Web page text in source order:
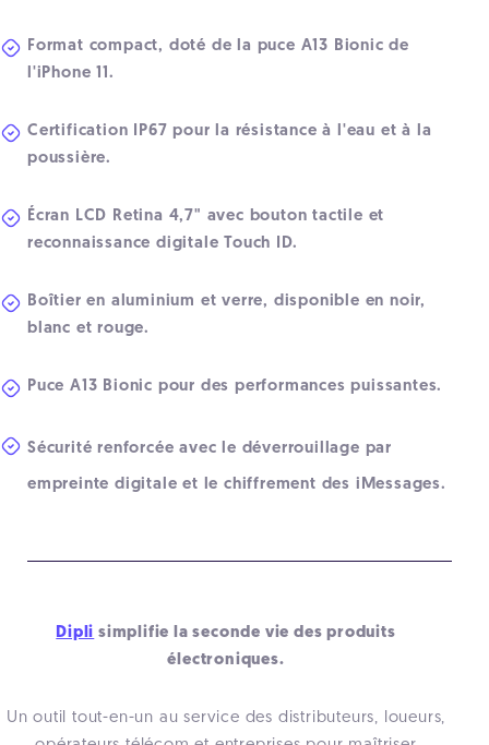
Format compact, doté de la puce A13 Bionic de
l'iPhone 11.
Certification IP67 pour la résistance à l'eau et à la
poussière.
Écran LCD Retina 4,7" avec bouton tactile et
reconnaissance digitale Touch ID.
Boîtier en aluminium et verre, disponible en noir,
blanc et rouge.
Puce A13 Bionic pour des performances puissantes.
Sécurité renforcée avec le déverrouillage par
empreinte digitale et le chiffrement des iMessages.
Dipli simplifie la seconde vie des produits
électroniques.
Un outil tout-en-un au service des distributeurs, loueurs,